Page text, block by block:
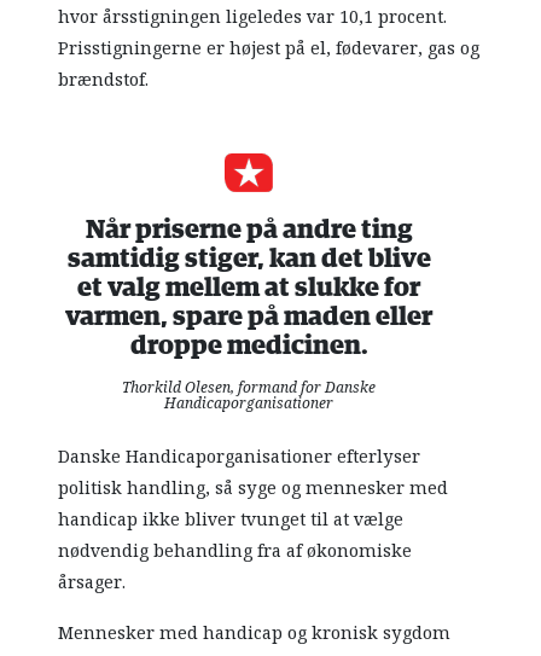
hvor årsstigningen ligeledes var 10,1 procent.
Prisstigningerne er højest på el, fødevarer, gas og
brændstof.
Når priserne på andre ting
samtidig stiger, kan det blive
et valg mellem at slukke for
varmen, spare på maden eller
droppe medicinen.
Thorkild Olesen, formand for Danske
Handicaporganisationer
Danske Handicaporganisationer efterlyser
politisk handling, så syge og mennesker med
handicap ikke bliver tvunget til at vælge
nødvendig behandling fra af økonomiske
årsager.
Mennesker med handicap og kronisk sygdom